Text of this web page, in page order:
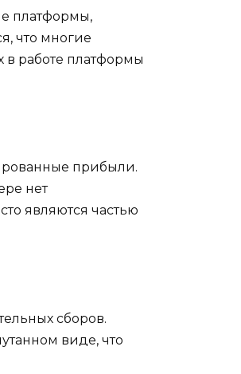
платформы,
что многие
в работе платформы
прибыли.
нет
являются частью
сборов.
виде, что